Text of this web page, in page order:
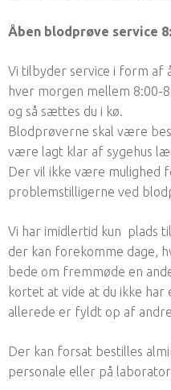
Åben blodprøve service
Vi tilbyder service i form af
hver morgen mellem 8:00-
og så sættes du i kø.
Blodprøverne skal være
være lagt klar af sygehus
Der vil ikke være mulighed
problemstilligerne ved
Vi har imidlertid kun plads
der kan forekomme dage,
bede om fremmøde en
kortet at vide at du ikke
allerede er fyldt op af
Der kan forsat bestilles
personale eller på